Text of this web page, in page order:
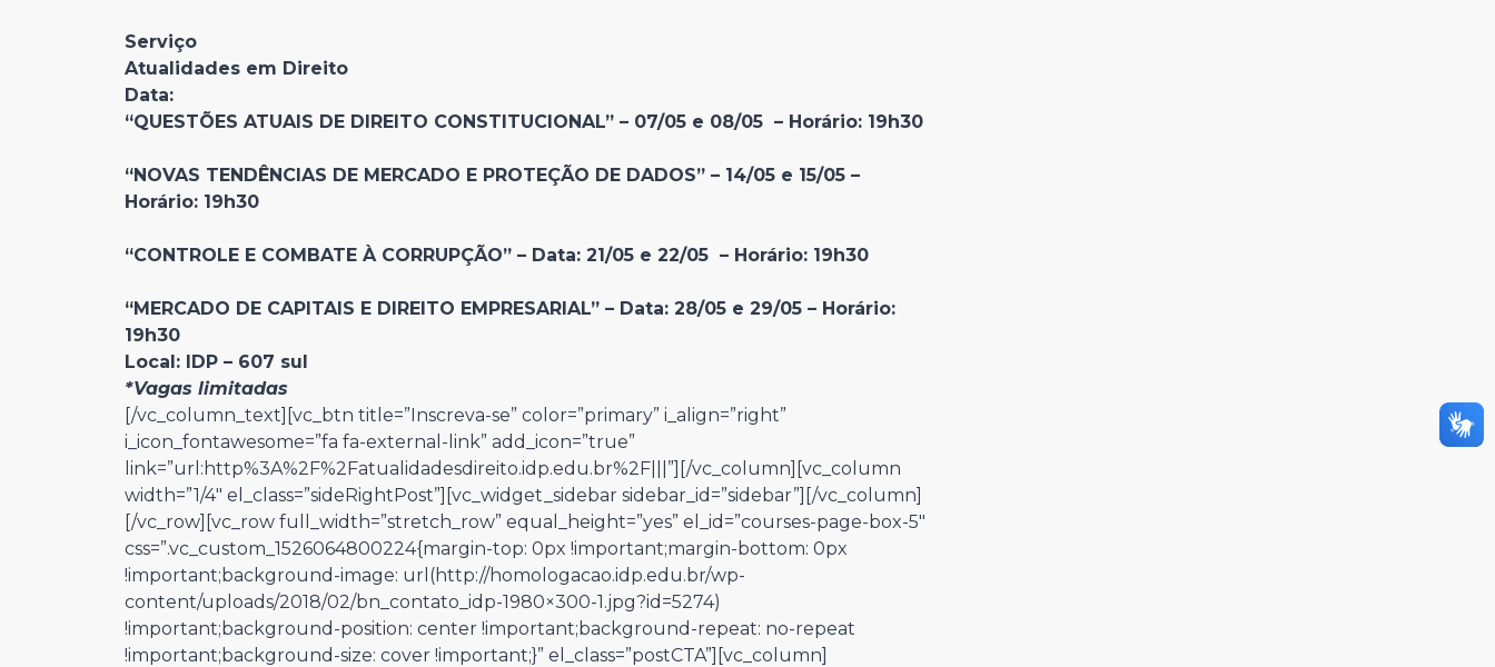
Serviço
Atualidades em Direito
Data:
“QUESTÕES ATUAIS DE DIREITO CONSTITUCIONAL” – 07/05 e 08/05 – Horário: 19h30
“NOVAS TENDÊNCIAS DE MERCADO E PROTEÇÃO DE DADOS” – 14/05 e 15/05 –
Horário: 19h30
“CONTROLE E COMBATE À CORRUPÇÃO” – Data: 21/05 e 22/05 – Horário: 19h30
“MERCADO DE CAPITAIS E DIREITO EMPRESARIAL” – Data: 28/05 e 29/05 – Horário:
19h30
Local: IDP – 607 sul
*Vagas limitadas
[/vc_column_text][vc_btn title=”Inscreva-se” color=”primary” i_align=”right”
i_icon_fontawesome=”fa fa-external-link” add_icon=”true”
link=”url:http%3A%2F%2Fatualidadesdireito.idp.edu.br%2F|||”][/vc_column][vc_column
width=”1/4″ el_class=”sideRightPost”][vc_widget_sidebar sidebar_id=”sidebar”][/vc_column]
[/vc_row][vc_row full_width=”stretch_row” equal_height=”yes” el_id=”courses-page-box-5″
css=”.vc_custom_1526064800224{margin-top: 0px !important;margin-bottom: 0px
!important;background-image: url(http://homologacao.idp.edu.br/wp-
content/uploads/2018/02/bn_contato_idp-1980×300-1.jpg?id=5274)
!important;background-position: center !important;background-repeat: no-repeat
!important;background-size: cover !important;}” el_class=”postCTA”][vc_column]